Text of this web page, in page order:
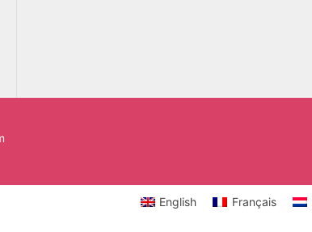
English Français